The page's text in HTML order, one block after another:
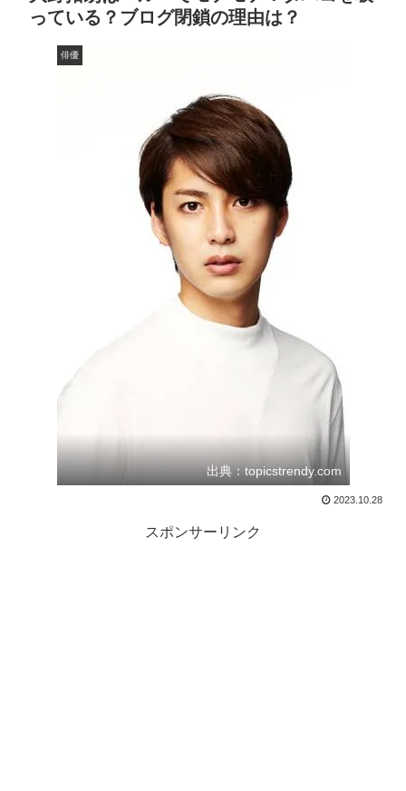
っている？ブログ閉鎖の理由は？
俳優
出典：topicstrendy.com
2023.10.28
スポンサーリンク